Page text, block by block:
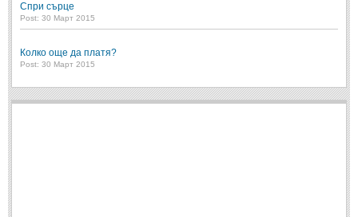
Спри сърце
Post: 30 Март 2015
Колко още да платя?
Post: 30 Март 2015